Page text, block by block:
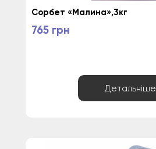
Сорбет «Малина»,3кг
765 грн
Детальніше